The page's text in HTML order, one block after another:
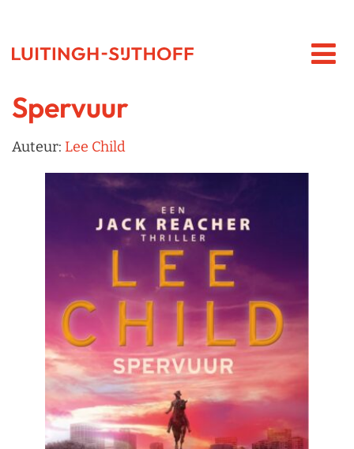
Spervuur
Auteur: Lee Child